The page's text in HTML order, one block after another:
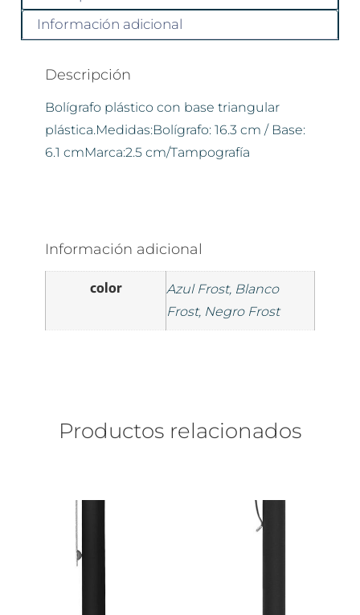
Información adicional
Descripción
Bolígrafo plástico con base triangular
plástica.Medidas:Bolígrafo: 16.3 cm / Base:
6.1 cmMarca:2.5 cm/Tampografía
Información adicional
color
Azul Frost, Blanco
Frost, Negro Frost
Productos relacionados